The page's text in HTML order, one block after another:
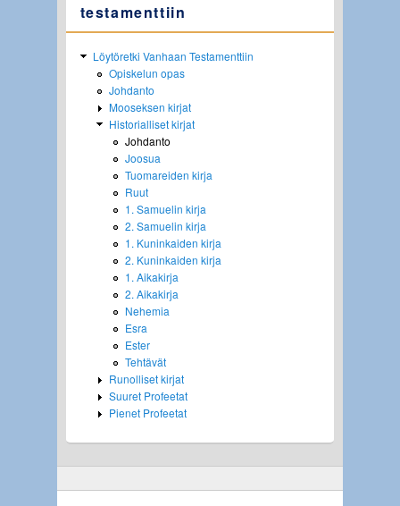
testamenttiin
Löytöretki Vanhaan Testamenttiin
Opiskelun opas
Johdanto
Mooseksen kirjat
Historialliset kirjat
Johdanto
Joosua
Tuomareiden kirja
Ruut
1. Samuelin kirja
2. Samuelin kirja
1. Kuninkaiden kirja
2. Kuninkaiden kirja
1. Aikakirja
2. Aikakirja
Nehemia
Esra
Ester
Tehtävät
Runolliset kirjat
Suuret Profeetat
Pienet Profeetat